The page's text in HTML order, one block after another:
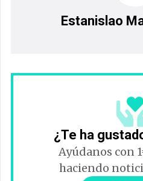
Estanislao
¿Te ha
Ayúdanos con
haciendo